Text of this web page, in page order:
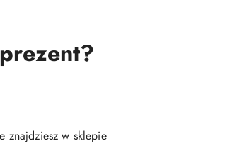
znajdziesz w sklepie